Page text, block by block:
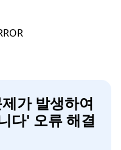
가 발생하여
다' 오류 해결